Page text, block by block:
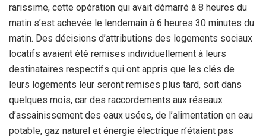
rarissime, cette opération qui avait démarré à 8 heures du
matin s’est achevée le lendemain à 6 heures 30 minutes du
matin. Des décisions d’attributions des logements sociaux
locatifs avaient été remises individuellement à leurs
destinataires respectifs qui ont appris que les clés de
leurs logements leur seront remises plus tard, soit dans
quelques mois, car des raccordements aux réseaux
d’assainissement des eaux usées, de l’alimentation en eau
potable, gaz naturel et énergie électrique n’étaient pas